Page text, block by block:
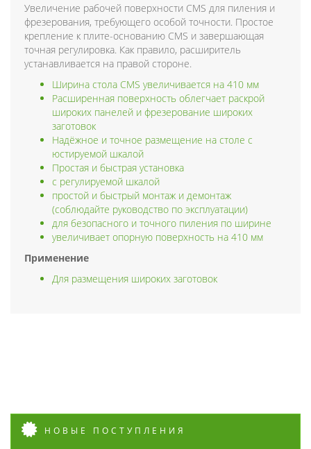
Увеличение рабочей поверхности CMS для пиления и
фрезерования, требующего особой точности. Простое
крепление к плите-основанию CMS и завершающая
точная регулировка. Как правило, расширитель
устанавливается на правой стороне.
Ширина стола CMS увеличивается на 410 мм
Расширенная поверхность облегчает раскрой
широких панелей и фрезерование широких
заготовок
Надёжное и точное размещение на столе с
юстируемой шкалой
Простая и быстрая установка
с регулируемой шкалой
простой и быстрый монтаж и демонтаж
(соблюдайте руководство по эксплуатации)
для безопасного и точного пиления по ширине
увеличивает опорную поверхность на 410 мм
Применение
Для размещения широких заготовок
НОВЫЕ ПОСТУПЛЕНИЯ